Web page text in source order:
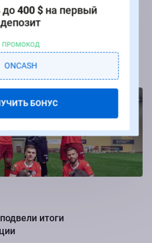
ставки за пари на игры
итоги
до400 $на первый
депозит
ПРОМОКОД
ONCASH
БОНУС